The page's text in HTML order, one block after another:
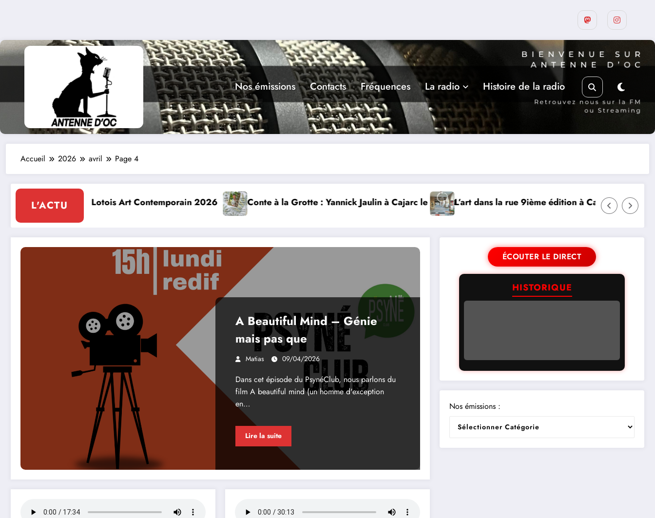
Nos émissions Contacts Fréquences La radio Histoire de la radio
Accueil 2026 avril Page 4
L'ACTU
Art Contemporain 2026 Conte à la Grotte : Yannick Jaulin à Cajarc le 5 aoûtL’art dans la rue 9ième édition à Castelnau-MontratierMERCREDI 12 AOUT,
A Beautiful Mind – Génie
mais pas que
Matias 09/04/2026
Dans cet épisode du PsynéClub, nous parlons du
film A beautiful mind (un homme d'exception
en…
Lire la suite
ÉCOUTER LE DIRECT
HISTORIQUE
Nos émissions :